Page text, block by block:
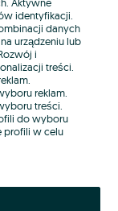
identyfikacji.
danych
urządzeniu lub
i
treści.
reklam.
treści.
do wyboru
profili w celu